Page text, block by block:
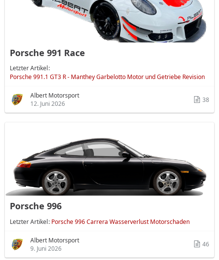
Porsche 991 Race
Letzter Artikel
Porsche 991.1 GT3 R - Manthey Garbelotto Motor und Getriebe Revision
Albert Motorsport
12. Juni 2026
38
Porsche 996
Letzter Artikel Porsche 996 Carrera Wasserverlust Motorschaden
Albert Motorsport
9. Juni 2026
46